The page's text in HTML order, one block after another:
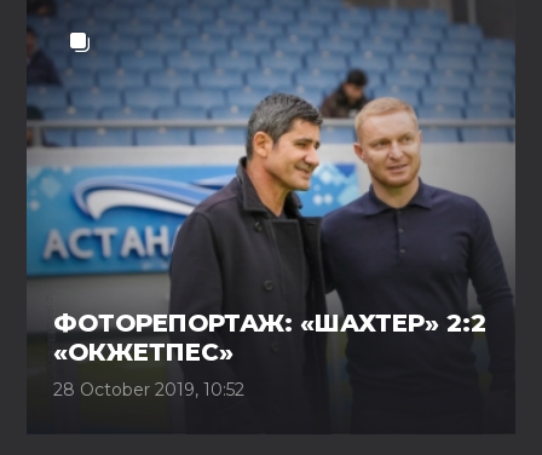
ФОТОРЕПОРТАЖ: «ШАХТЕР» 2:2
«ОКЖЕТПЕС»
28 October 2019, 10:52